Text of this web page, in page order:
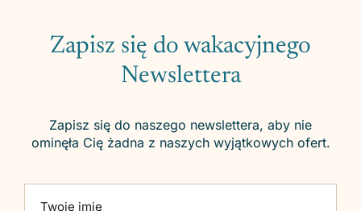
Zapisz się do wakacyjnego
Newslettera
Zapisz się do naszego newslettera, aby nie
ominęła Cię żadna z naszych wyjątkowych ofert.
Twoje imię